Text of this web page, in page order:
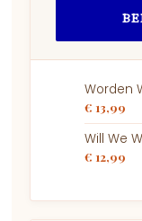
Worden
€ 13,99
Will We
€ 12,99